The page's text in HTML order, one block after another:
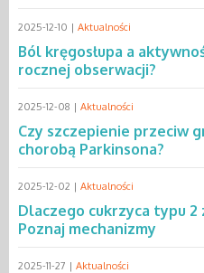
2025-12-10 | Aktualności
Ból kręgosłupa a
rocznej obserwacji?
2025-12-08 | Aktualności
Czy szczepienie przeciw
chorobą Parkinsona?
2025-12-02 | Aktualności
Dlaczego cukrzyca typu
Poznaj mechanizmy
2025-11-27 | Aktualności